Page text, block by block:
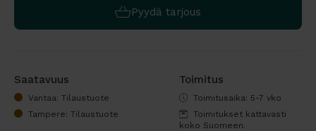
Pyydä tarjous
Saatavuus
Vantaa: Tilaustuote
Tampere: Tilaustuote
Toimitus
Toimitusaika: 5-7 vko
Toimitukset kattavasti
koko Suomeen.